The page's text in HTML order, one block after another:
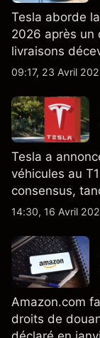
Tesla aborde
2026 après un
livraisons
Californie d'un
énergétique.
09:17, 23 Avril
Tesla a
véhicules au
consensus,
également la
nouveau SUV.
TSLA
14:30, 16 Avril
Amazon.com
droits de